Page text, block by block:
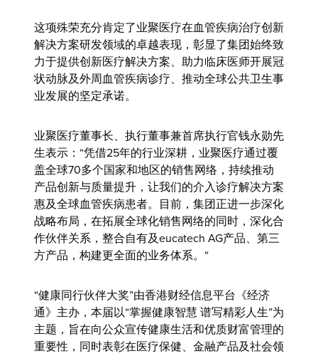
这项殊荣充分肯定了业聚医疗在血管疾病治疗创新
解决方案研发领域的卓越表现，彰显了集团始终致
力于提供创新医疗解决方案、助力临床医师开展冠
状动脉及外周血管疾病诊疗、推动全球公共卫生事
业发展的坚定承诺。
业聚医疗董事长、执行董事兼首席执行官钱永勋先
生表示：“凭借25年的行业深耕，业聚医疗通过覆
盖全球70多个国家和地区的销售网络，持续推动
产品创新与质量提升，让我们的介入诊疗解决方案
惠及全球血管疾病患者。目前，集团正进一步深化
战略布局，在拓展全球化销售网络的同时，深化合
作伙伴关系，整合自有及eucatech AG产品、第三
方产品，构建更全面的业务体系。“
“健康同行伙伴大奖”由香港财经信息平台《经济
通》主办，本届以“掌握健康智慧 谱写精彩人生”为
主题，旨在向公众宣传健康生活和优质财富管理的
重要性，同时表彰在医疗保健、金融产品及社会领